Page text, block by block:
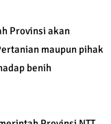
Provinsi akan
maupun pihak
benih